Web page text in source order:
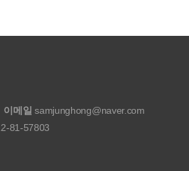
이메일 samjunghong@naver.com
81-57803